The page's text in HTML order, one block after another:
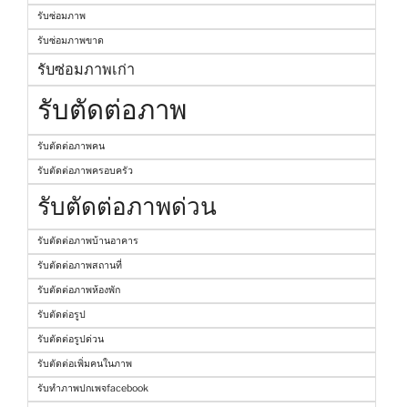
รับซ่อมภาพ
รับซ่อมภาพขาด
รับซ่อมภาพเก่า
รับตัดต่อภาพ
รับตัดต่อภาพคน
รับตัดต่อภาพครอบครัว
รับตัดต่อภาพด่วน
รับตัดต่อภาพบ้านอาคาร
รับตัดต่อภาพสถานที่
รับตัดต่อภาพห้องพัก
รับตัดต่อรูป
รับตัดต่อรูปด่วน
รับตัดต่อเพิ่มคนในภาพ
รับทำภาพปกเพจfacebook